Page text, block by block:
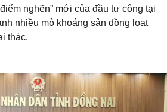
nghẽn” mới của đầu tư công tại
nhiều mỏ khoáng sản đồng loạt
thác.